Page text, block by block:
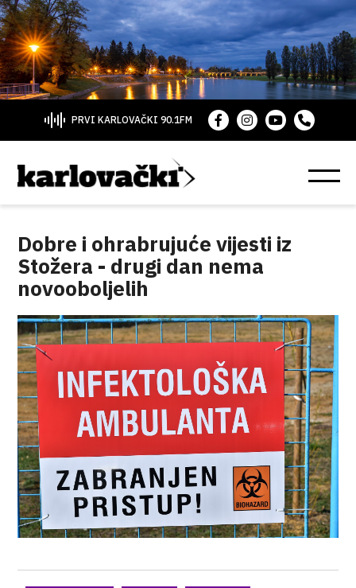
PRVI KARLOVAČKI 90.1FM
Dobre i ohrabrujuće vijesti iz
Stožera - drugi dan nema
novooboljelih